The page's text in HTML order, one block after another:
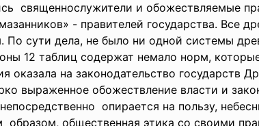
священнослужители и обожествляемые
- правителей государства. Все
По сути дела, не было ни одной системы
12 таблиц содержат немало норм,
оказала на законодательство государств
выраженное обожествление власти и
опирается на пользу,
образом, общественная этика со своими